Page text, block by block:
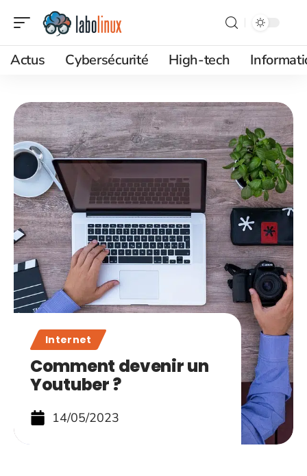
Actus Cybersécurité High-tech
Internet
Comment devenir un
Youtuber ?
14/05/2023